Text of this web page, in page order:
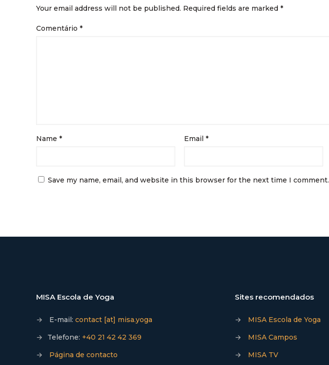
Your email address will not be published. Required fields are marked *
Comentário *
Name * Email*
Save my name, email, and website in this browser for the next time I comment.
MISA Escola de Yoga
→ E-mail: contact [at] misa.yoga
→
Telefone: +40 21 42 42 369
→
Página de contacto
Sites recomendados
→
MISA Escola de Yoga
→
MISA Campos
→
MISA TV